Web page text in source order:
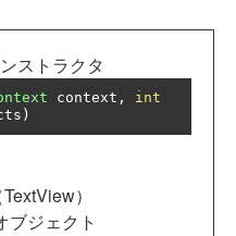
ストラクタ
context ,
int
)
）
ジェクト